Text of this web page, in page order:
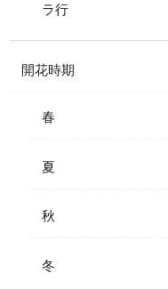
ラ行
開花時期
春
夏
秋
冬